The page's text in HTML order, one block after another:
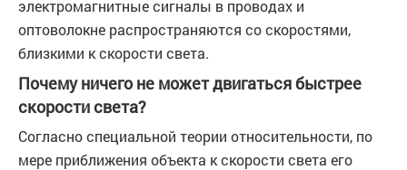
электромагнитные сигналы в проводах и
оптоволокне распространяются со скоростями,
близкими к скорости света.
Почему ничего не может двигаться быстрее
скорости света?
Согласно специальной теории относительности, по
мере приближения объекта к скорости света его